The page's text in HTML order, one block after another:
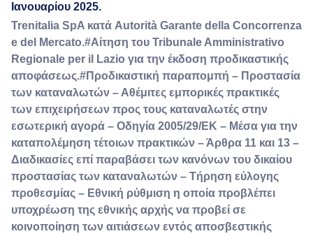
Ιανουαρίου 2025.
Trenitalia SpA κατά Autorità Garante della Concorrenza
e del Mercato.#Αίτηση του Tribunale Amministrativo
Regionale per il Lazio για την έκδοση προδικαστικής
αποφάσεως.#Προδικαστική παραπομπή – Προστασία
των καταναλωτών – Αθέμιτες εμπορικές πρακτικές
των επιχειρήσεων προς τους καταναλωτές στην
εσωτερική αγορά – Οδηγία 2005/29/ΕΚ – Μέσα για την
καταπολέμηση τέτοιων πρακτικών – Άρθρα 11 και 13 –
Διαδικασίες επί παραβάσει των κανόνων του δικαίου
προστασίας των καταναλωτών – Τήρηση εύλογης
προθεσμίας – Εθνική ρύθμιση η οποία προβλέπει
υποχρέωση της εθνικής αρχής να προβεί σε
κοινοποίηση των αιτιάσεων εντός αποσβεστικής